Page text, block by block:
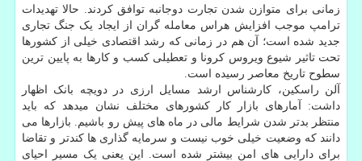
زمانی برای متوازن شدن تجارت دوجانبه توافق کردند. حالا تهدیدات
ترامپ موجب افزایش هراس معامله گران از ایجاد یک جنگ تجاری
جدید شده است؛ آن هم در زمانی که رشد اقتصادی خیلی از کشورها
تحت تاثیر شیوع ویروس کرونا و تعطیلی کسب و کارها به پایین ترین
سطوح تاریخ معاصر رسیده است.
آلن راسکین، کارشناس ارشد مسایل ارزی در دویچه بانک اظهار
داشت: آمارهای بازار کار کشورهای مختلف نشان میدهد که باید
منتظر بدتر شدن شرایط مالی در ماه های پیش رو باشیم. بازارها می
دانند که وضعیت خیلی خوب نیست و سرمایه گذاری ها کندتر و تقاضا
برای دارایی های امن بیشتر شده است. این یعنی یک مسیر احیای